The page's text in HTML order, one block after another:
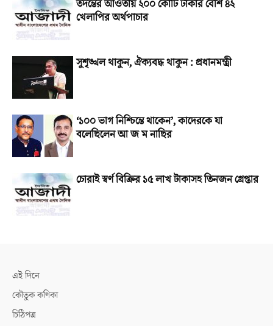
তদন্তের আওতায় ২০০ কোটি টাকার বেশি ৪২
খেলাপির অর্থপাচার
সুশৃঙ্খল থাকুন, ঐক্যবদ্ধ থাকুন : প্রধানমন্ত্রী
‘১০০ ভাগ নিশ্চিন্তে থাকেন’, কাদেরকে যা
বলেছিলেন আ জ ম নাছির
চোরাই স্বর্ণ বিক্রির ১৫ লাখ টাকাসহ তিনজন গ্রেপ্তার
এই দিনে
কৌতুক কণিকা
চিঠিপত্র